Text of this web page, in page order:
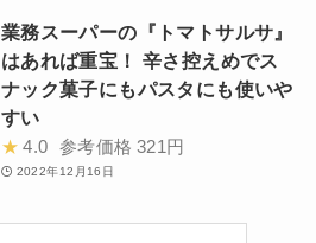
業務スーパーの『トマトサルサ』
はあれば重宝！ 辛さ控えめでス
ナック菓子にもパスタにも使いや
すい
★ 4.0 参考価格 321円
2022年12月16日